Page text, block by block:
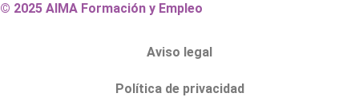
© 2025 AIMA Formación y Empleo
Aviso legal
Política de privacidad